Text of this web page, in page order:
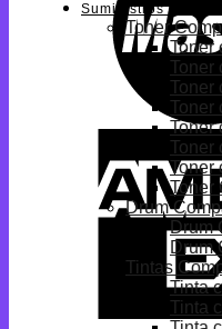
Suministros
Toner
Toner
Toner
Toner
Toner
Toner
Toner
Toner
Toner
Drum
Drum
Drum
Tintas
Tinta
Tinta